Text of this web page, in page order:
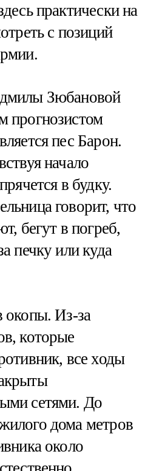
практически на
с позиций
Зюбановой
прогнозистом
пес Барон.
начало
в будку.
говорит, что
бегут в погреб,
печку или куда
окопы. Из-за
которые
все ходы
сетями. До
дома метров
около